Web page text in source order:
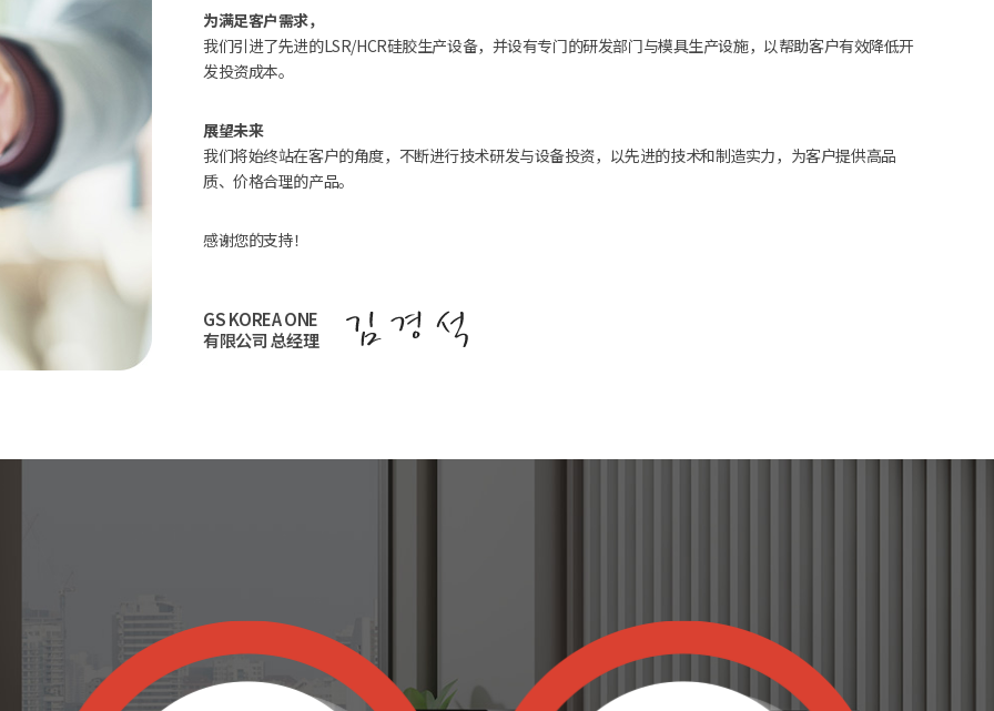
为满足客户需求，
我们引进了先进的LSR/HCR硅胶生产设备，并设有专门的研发部门与模具生产设施，以帮助客户有效降低开
发投资成本。
展望未来
我们将始终站在客户的角度，不断进行技术研发与设备投资，以先进的技术和制造实力，为客户提供高品
质、价格合理的产品。
感谢您的支持！
GS KOREA ONE
有限公司 总经理